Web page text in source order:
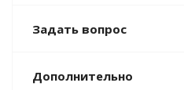
Задать вопрос
Дополнительно